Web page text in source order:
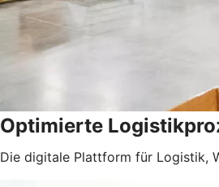
Optimierte
Die digitale Plattform für Logistik,